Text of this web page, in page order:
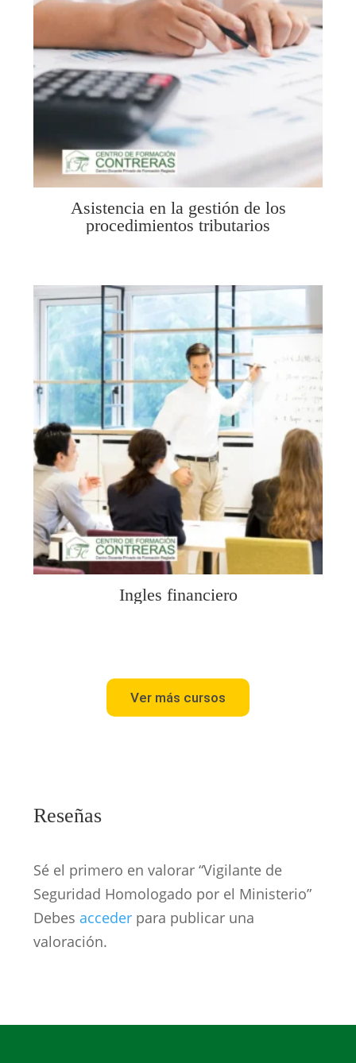
Asistencia en la gestión de los
procedimientos tributarios
Ingles financiero
Ver más cursos
Reseñas
Sé el primero en valorar “Vigilante de
Seguridad Homologado por el Ministerio”
Debes acceder para publicar una
valoración.